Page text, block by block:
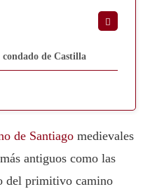
de Castilla
de Santiago medievales
antiguos como las
del primitivo camino